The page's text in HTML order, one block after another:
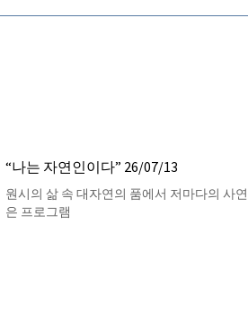
“나는 자연인이다” 26/07/13
원시의 삶 속 대자연의 품에서 저마다의 사
은 프로그램